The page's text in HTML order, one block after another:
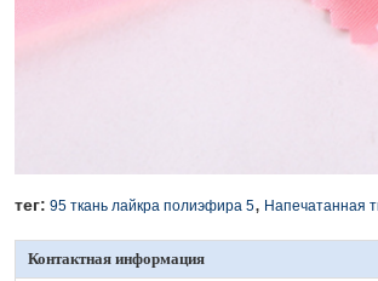
тег: 95 ткань лайкра полиэфира 5, Напечатанная
Контактная информация